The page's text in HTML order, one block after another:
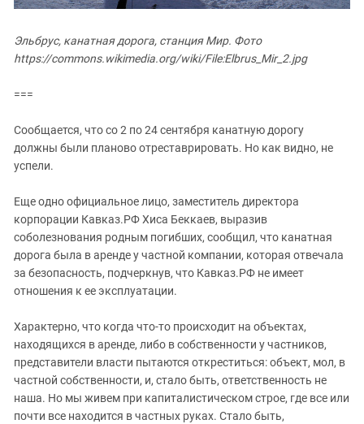
Эльбрус, канатная дорога, станция Мир. Фото
https://commons.wikimedia.org/wiki/File:Elbrus_Mir_2.jpg
===
Сообщается, что со 2 по 24 сентября канатную дорогу
должны были планово отреставрировать. Но как видно, не
успели.
Еще одно официальное лицо, заместитель директора
корпорации Кавказ.РФ Хиса Беккаев, выразив
соболезнования родным погибших, сообщил, что канатная
дорога была в аренде у частной компании, которая отвечала
за безопасность, подчеркнув, что Кавказ.РФ не имеет
отношения к ее эксплуатации.
Характерно, что когда что-то происходит на объектах,
находящихся в аренде, либо в собственности у частников,
представители власти пытаются откреститься: объект, мол, в
частной собственности, и, стало быть, ответственность не
наша. Но мы живем при капиталистическом строе, где все или
почти все находится в частных руках. Стало быть,